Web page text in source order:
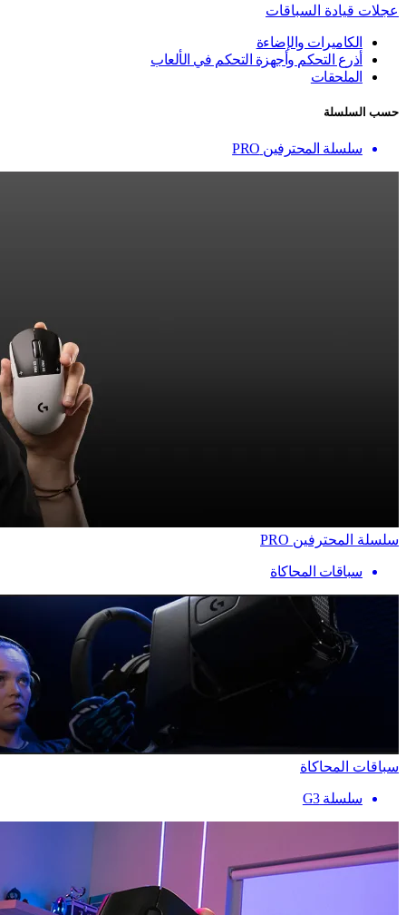
عجلات قيادة السباقات
الكاميرات والإضاءة
أذرع التحكم وأجهزة التحكم في الألعاب
الملحقات
حسب السلسلة
سلسلة المحترفين PRO
سلسلة المحترفين PRO
سباقات المحاكاة
سباقات المحاكاة
سلسلة G3